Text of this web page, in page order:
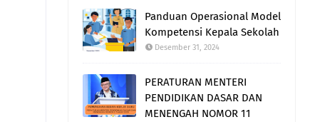
Panduan Operasional Model
Kompetensi Kepala Sekolah
Desember 31, 2024
PERATURAN MENTERI
PENDIDIKAN DASAR DAN
MENENGAH NOMOR 11